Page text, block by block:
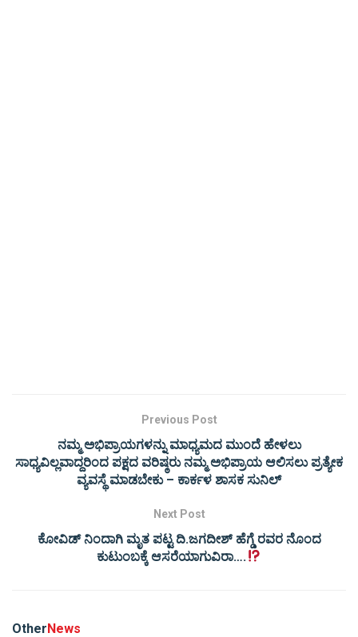
Previous Post
ನಮ್ಮ ಅಭಿಪ್ರಾಯಗಳನ್ನು ಮಾಧ್ಯಮದ ಮುಂದೆ ಹೇಳಲು
ಸಾಧ್ಯವಿಲ್ಲವಾದ್ದರಿಂದ ಪಕ್ಷದ ವರಿಷ್ಠರು ನಮ್ಮ ಅಭಿಪ್ರಾಯ ಆಲಿಸಲು ಪ್ರತ್ಯೇಕ
ವ್ಯವಸ್ಥೆ ಮಾಡಬೇಕು – ಕಾರ್ಕಳ ಶಾಸಕ ಸುನಿಲ್
Next Post
ಕೋವಿಡ್ ನಿಂದಾಗಿ ಮೃತ ಪಟ್ಟ ದಿ.ಜಗದೀಶ್ ಹೆಗ್ಡೆ ರವರ ನೊಂದ
ಕುಟುಂಬಕ್ಕೆ ಆಸರೆಯಾಗುವಿರಾ….
OtherNews